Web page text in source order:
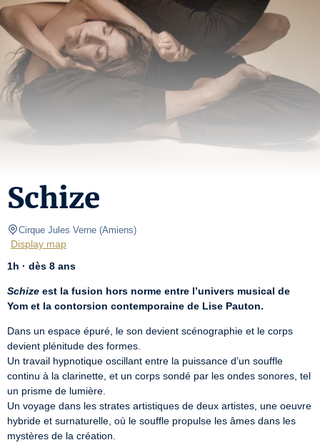
Schize
Cirque Jules Verne (Amiens)
Display map
1h · dès 8 ans
Schize est la fusion hors norme entre l’univers musical de
Yom et la contorsion contemporaine de Lise Pauton.
Dans un espace épuré, le son devient scénographie et le corps
devient plénitude des formes.
Un travail hypnotique oscillant entre la puissance d’un souffle
continu à la clarinette, et un corps sondé par les ondes sonores, tel
un prisme de lumière.
Un voyage dans les strates artistiques de deux artistes, une oeuvre
hybride et surnaturelle, où le souffle propulse les âmes dans les
mystères de la création.